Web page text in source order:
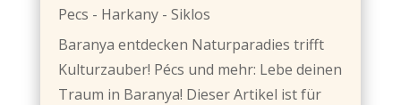
Pecs - Harkany - Siklos
Baranya entdecken Naturparadies trifft
Kulturzauber! Pécs und mehr: Lebe deinen
Traum in Baranya! Dieser Artikel ist für